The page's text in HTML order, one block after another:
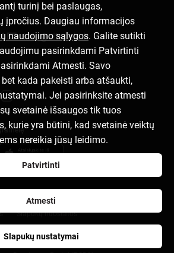
turinį bei paslaugas,
įpročius. Daugiau informacijos
naudojimo sąlygos. Galite sutikti
pasirinkdami Patvirtinti
Atmesti. Savo
kada pakeisti arba atšaukti,
Jei pasirinksite atmesti
svetainė išsaugos tik tuos
kurie yra būtini, kad svetainė veiktų
nereikia jūsų leidimo.
Patvirtinti
Atmesti
Slapukų nustatymai
info@citadele.lt
Slapukų nuostatos
ir tvarkymas